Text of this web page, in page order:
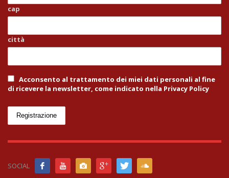
cap
città
Acconsento al trattamento dei miei dati personali al fine
di ricevere la newsletter, come indicato nella Privacy Policy
SOCIAL